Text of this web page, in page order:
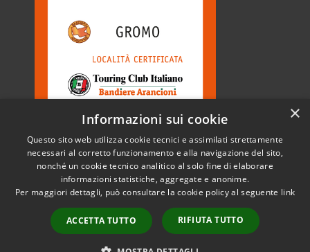
Accessibilità
Copyright © 2026 • Comune di
Gromo • Powered by
Municipium•
Accesso
redazione
×
Informazioni sui cookie
Questo sito web utilizza cookie tecnici e assimilati strettamente
necessari al corretto funzionamento e alla navigazione del sito,
nonché un cookie tecnico analitico al solo fine di elaborare
informazioni statistiche, aggregate e anonime.
Per maggiori dettagli, può consultare la cookie policy al seguente link
ACCETTA TUTTO RIFIUTA TUTTO